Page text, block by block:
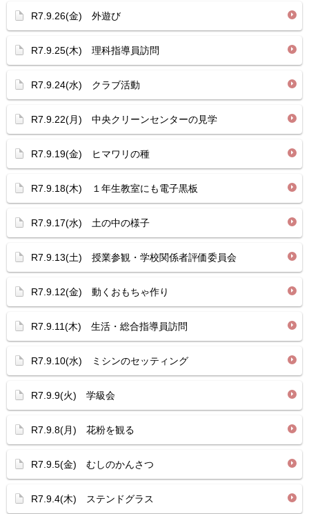
R7.9.26(金) 外遊び
R7.9.25(木) 理科指導員訪問
R7.9.24(水) クラブ活動
R7.9.22(月) 中央クリーンセンターの見学
R7.9.19(金) ヒマワリの種
R7.9.18(木) １年生教室にも電子黒板
R7.9.17(水) 土の中の様子
R7.9.13(土) 授業参観・学校関係者評価委員会
R7.9.12(金) 動くおもちゃ作り
R7.9.11(木) 生活・総合指導員訪問
R7.9.10(水) ミシンのセッティング
R7.9.9(火) 学級会
R7.9.8(月) 花粉を観る
R7.9.5(金) むしのかんさつ
R7.9.4(木) ステンドグラス